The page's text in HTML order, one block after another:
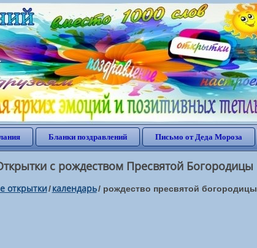
Бланки поздравлений Письмо от Деда Мороза
с рождеством Пресвятой Богородицы
открытки/ календарь/ рождество пресвятой богородицы